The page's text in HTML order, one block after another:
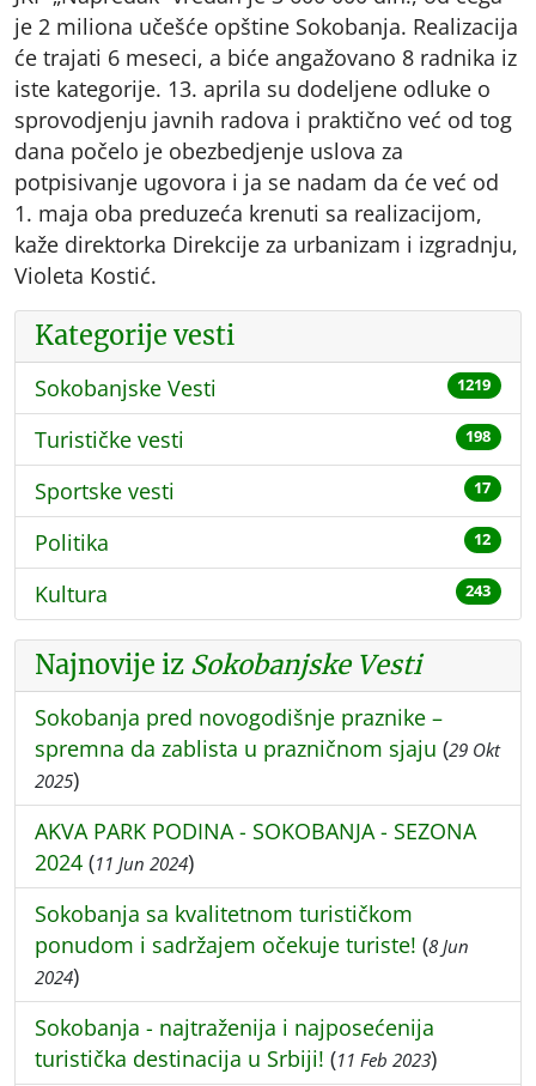
je 2 miliona učešće opštine Sokobanja. Realizacija
će trajati 6 meseci, a biće angažovano 8 radnika iz
iste kategorije. 13. aprila su dodeljene odluke o
sprovodjenju javnih radova i praktično već od tog
dana počelo je obezbedjenje uslova za
potpisivanje ugovora i ja se nadam da će već od
1. maja oba preduzeća krenuti sa realizacijom,
kaže direktorka Direkcije za urbanizam i izgradnju,
Violeta Kostić.
Kategorije vesti
Sokobanjske Vesti 1219
Turističke vesti 198
Sportske vesti 17
Politika 12
Kultura 243
Najnovije iz Sokobanjske Vesti
Sokobanja pred novogodišnje praznike –
spremna da zablista u prazničnom sjaju (29 Okt
2025)
AKVA PARK PODINA - SOKOBANJA - SEZONA
2024 (11 Jun 2024)
Sokobanja sa kvalitetnom turističkom
ponudom i sadržajem očekuje turiste! (8 Jun
2024)
Sokobanja - najtraženija i najposećenija
turistička destinacija u Srbiji! (11 Feb 2023)